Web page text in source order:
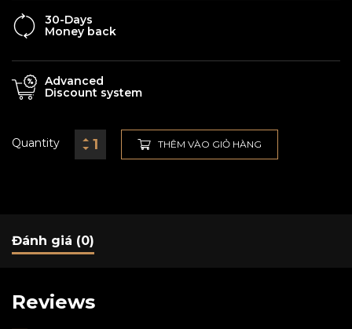
30-Days
Money back
Advanced
Discount system
Quantity THÊM VÀO GIỎ HÀNG
Đánh giá (0)
Reviews